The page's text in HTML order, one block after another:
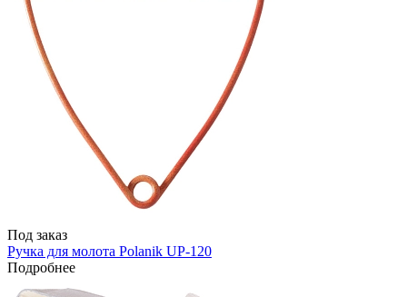
Под заказ
Ручка для молота Polanik UP-120
Подробнее